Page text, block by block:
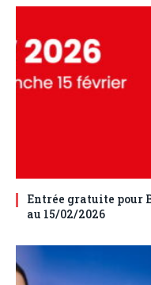
Entrée gratuite pour
au 15/02/2026